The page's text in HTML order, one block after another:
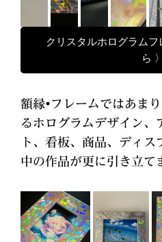
クリスタルホログラム
ら 〉
額縁•フレームではあま
るホログラムデザイン、
ト、看板、商品、ディ
中の作品が更に引き立て